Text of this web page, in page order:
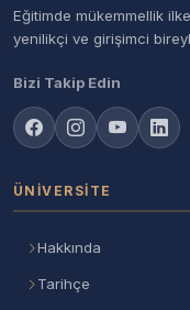
Eğitimde mükemmellik
yenilikçi ve girişimci
Bizi Takip Edin
ÜNIVERSITE
Hakkında
Tarihçe